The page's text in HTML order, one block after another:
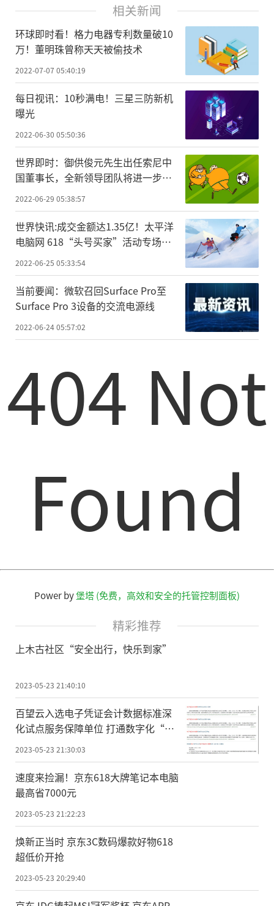
相关新闻
环球即时看！格力电器专利数量破10
万！董明珠曾称天天被偷技术
2022-07-07 05:40:19
每日视讯：10秒满电！三星三防新机
曝光
2022-06-30 05:50:36
世界即时：御供俊元先生出任索尼中
国董事长，全新领导团队将进一步强
化中国市场战略地位
2022-06-29 05:38:57
世界快讯:成交金额达1.35亿！太平洋
电脑网 618“头号买家”活动专场收
2022-06-25 05:33:54
当前要闻：微软召回Surface Pro至
Surface Pro 3设备的交流电源线
2022-06-24 05:57:02
404 Not
Found
Power by堡塔 (免费，高效和安全的托管控制面板)
精彩推荐
上木古社区“安全出行，快乐到家”
2023-05-23 21:40:10
百望云入选电子凭证会计数据标准深
化试点服务保障单位 打通数字化“最
后一公里”
2023-05-23 21:30:03
速度来捡漏！京东618大牌笔记本电脑
最高省7000元
2023-05-23 21:22:23
焕新正当时 京东3C数码爆款好物618
超低价开抢
2023-05-23 20:29:40